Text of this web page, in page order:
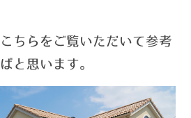
ちらをご覧いただいて参考
と思います。